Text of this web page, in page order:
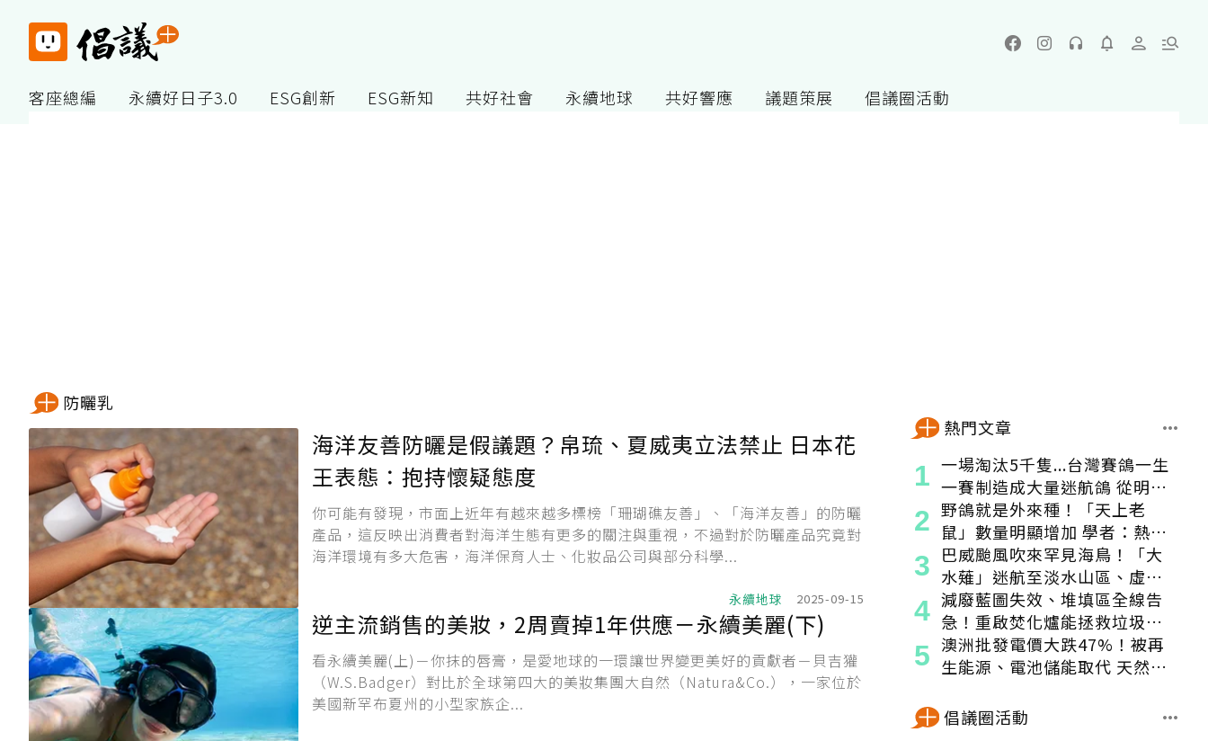
客座總編 永續好日子3.0 ESG創新 ESG新知 共好社會 永續地球 共好響應 議題策展 倡議圈活動
防曬乳
海洋友善防曬是假議題？帛琉、夏威夷立法禁止 日本花
王表態：抱持懷疑態度
你可能有發現，市面上近年有越來越多標榜「珊瑚礁友善」、「海洋友善」的防曬
產品，這反映出消費者對海洋生態有更多的關注與重視，不過對於防曬產品究竟對
海洋環境有多大危害，海洋保育人士、化妝品公司與部分科學...
永續地球 2025-09-15
逆主流銷售的美妝，2周賣掉1年供應－永續美麗(下)
看永續美麗(上)－你抹的唇膏，是愛地球的一環讓世界變更美好的貢獻者－貝吉獾
（W.S.Badger）對比於全球第四大的美妝集團大自然（Natura&Co.），一家位於
美國新罕布夏州的小型家族企...
熱門文章
一場淘汰5千隻...台灣賽鴿一生
一賽制造成大量迷航鴿 從明星
變都市「老鼠」
野鴿就是外來種！「天上老
鼠」數量明顯增加 學者：熱區
食物來源穩定
巴威颱風吹來罕見海鳥！「大
水薙」迷航至淡水山區、虛弱
獲救
減廢藍圖失效、堆填區全線告
急！重啟焚化爐能拯救垃圾危
機嗎？
澳洲批發電價大跌47%！被再
生能源、電池儲能取代 天然氣
倡議圈活動